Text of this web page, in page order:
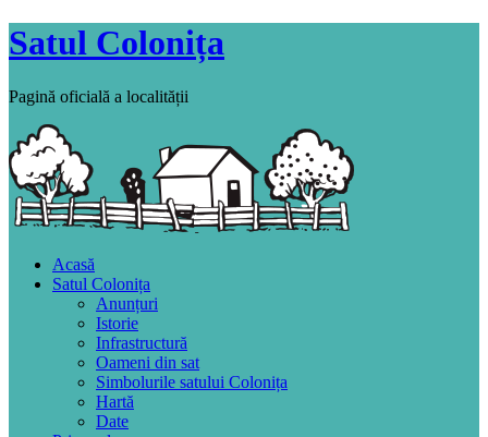
Satul Colonița
Pagină oficială a localității
Acasă
Satul Colonița
Anunțuri
Istorie
Infrastructură
Oameni din sat
Simbolurile satului Colonița
Hartă
Date